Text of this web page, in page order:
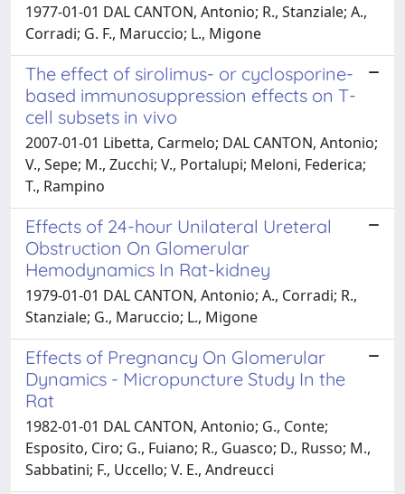
1977-01-01 DAL CANTON, Antonio; R., Stanziale; A.,
Corradi; G. F., Maruccio; L., Migone
The effect of sirolimus- or cyclosporine-
based immunosuppression effects on T-
cell subsets in vivo
2007-01-01 Libetta, Carmelo; DAL CANTON, Antonio;
V., Sepe; M., Zucchi; V., Portalupi; Meloni, Federica;
T., Rampino
Effects of 24-hour Unilateral Ureteral
Obstruction On Glomerular
Hemodynamics In Rat-kidney
1979-01-01 DAL CANTON, Antonio; A., Corradi; R.,
Stanziale; G., Maruccio; L., Migone
Effects of Pregnancy On Glomerular
Dynamics - Micropuncture Study In the
Rat
1982-01-01 DAL CANTON, Antonio; G., Conte;
Esposito, Ciro; G., Fuiano; R., Guasco; D., Russo; M.,
Sabbatini; F., Uccello; V. E., Andreucci